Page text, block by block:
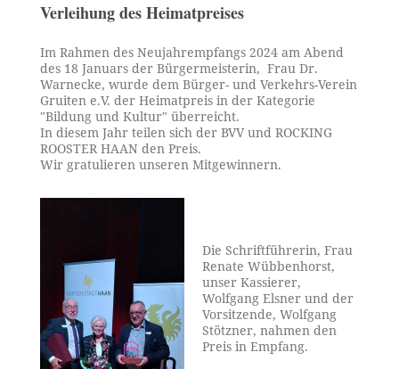
Verleihung des Heimatpreises
Im Rahmen des Neujahrempfangs 2024 am Abend
des 18 Januars der Bürgermeisterin, Frau Dr.
Warnecke, wurde dem Bürger- und Verkehrs-Verein
Gruiten e.V. der Heimatpreis in der Kategorie
"Bildung und Kultur" überreicht.
In diesem Jahr teilen sich der BVV und ROCKING
ROOSTER HAAN den Preis.
Wir gratulieren unseren Mitgewinnern.
Die Schriftführerin, Frau
Renate Wübbenhorst,
unser Kassierer,
Wolfgang Elsner und der
Vorsitzende, Wolfgang
Stötzner, nahmen den
Preis in Empfang.